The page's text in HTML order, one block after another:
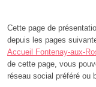
Cette page de
depuis les pages
Accueil Fontenay-aux-
de cette page, vous
réseau social préféré ou